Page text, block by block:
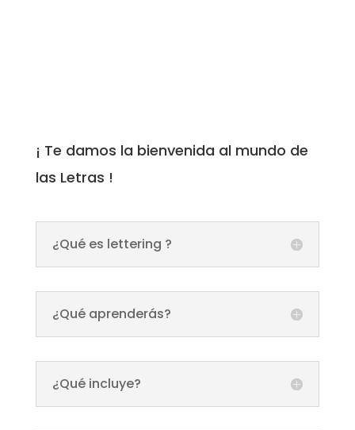
¡ Te damos la bienvenida al mundo de
las Letras !
¿Qué es lettering ?
¿Qué aprenderás?
¿Qué incluye?